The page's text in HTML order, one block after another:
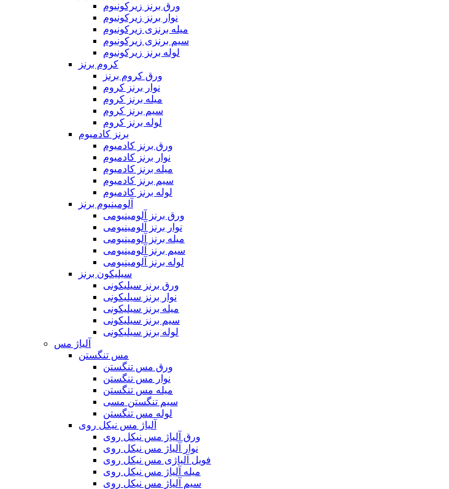
ورق برنز زیرکونیوم
نوار برنز زیرکونیوم
میله برنزی زیرکونیوم
سیم برنزی زیرکونیوم
لوله برنز زیرکونیوم
کروم برنز
ورق کروم برنز
نوار برنز کروم
میله برنز کروم
سیم برنز کروم
لوله برنز کروم
برنز کادمیوم
ورق برنز کادمیوم
نوار برنز کادمیوم
میله برنز کادمیوم
سیم برنز کادمیوم
لوله برنز کادمیوم
آلومینیوم برنز
ورق برنز آلومینیومی
نوار برنز آلومینیومی
میله برنز آلومینیومی
سیم برنز آلومینیومی
لوله برنز آلومینیومی
سیلیکون برنز
ورق برنز سیلیکونی
نوار برنز سیلیکونی
میله برنز سیلیکونی
سیم برنز سیلیکونی
لوله برنز سیلیکونی
آلیاژ مس
مس تنگستن
ورق مس تنگستن
نوار مس تنگستن
میله مس تنگستن
سیم تنگستن مسی
لوله مس تنگستن
آلیاژ مس نیکل روی
ورق آلیاژ مس نیکل روی
نوار آلیاژ مس نیکل روی
فویل آلیاژی مس نیکل روی
میله آلیاژ مس نیکل روی
سیم آلیاژ مس نیکل روی